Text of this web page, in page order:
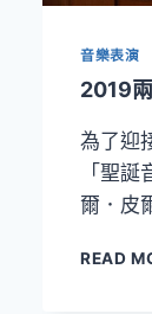
音樂表演
2019
為了迎
「聖
爾．皮
READ